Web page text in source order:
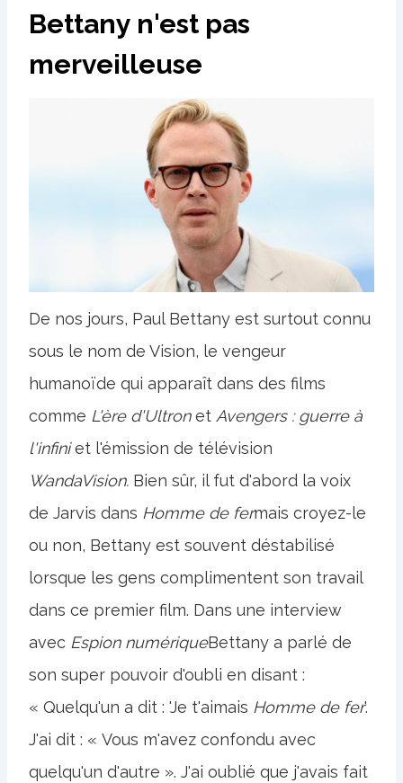
Bettany n'est pas
merveilleuse
De nos jours, Paul Bettany est surtout connu
sous le nom de Vision, le vengeur
humanoïde qui apparaît dans des films
comme L'ère d'Ultronet Avengers : guerre à
l'infiniet l'émission de télévision
WandaVision. Bien sûr, il fut d'abord la voix
de Jarvis dans Homme de fermais croyez-le
ou non, Bettany est souvent déstabilisé
lorsque les gens complimentent son travail
dans ce premier film. Dans une interview
avec Espion numériqueBettany a parlé de
son super pouvoir d'oubli en disant :
« Quelqu'un a dit : 'Je t'aimais Homme de fer'.
J'ai dit : « Vous m'avez confondu avec
quelqu'un d'autre ». J'ai oublié que j'avais fait